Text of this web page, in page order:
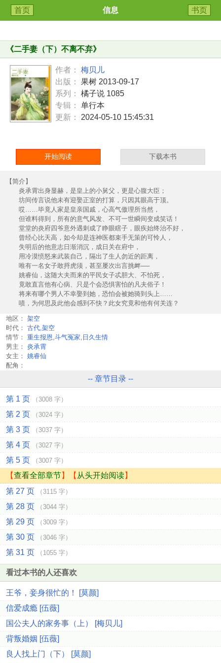
首页 信息 书页
《二手妻（下）不离不弃》
作者：
梅贝儿
出版：
果树 2013-09-17
系列：
橘子说 1085
专辑：
单行本
更新：
2024-05-10 15:45:31
开始阅读 下载本书
【简介】
炎承霄出身显赫，是皇上的小舅父，更是心腹大臣；
坊间传言说他未有迎娶正室的打算，只因其眼高于顶。
哎……毕竟人家是皇亲国戚，心高气傲理所当然，
但谁料得到，所有的意气风发、不可一世瞬间变成笑话！
堂堂的炎府四爷意外遇刺成了睁眼瞎子，眼疾始终治不好，
曾经心比天高，如今却是连神医都束手无策的可怜人，
失明后的他意志日渐消沉，成日关在府中，
用冷漠愤怒来武装自己，隔出了生人勿近的距离，
唯有一名女子敢捋虎须，甚至屡次出言挑衅──
姚睿仙，这随大夫而来的平民女子忒胆大、不怕死，
竟敢直言他有心病、只是个会恐惧害怕的凡夫俗子！
将来有哪个男人不幸娶到她，恐怕会被她骑到头上……
啧，为何思及此他会感到不快？此女究竟和他有何关连？
地区： 架空
时代： 古代,架空
情节： 重生报恩,斗气冤家,日久生情
男主： 炎承霄
女主： 姚睿仙
配角：
-- 章节目录 --
第 1 页 （3008 字）
第 2 页 （3024 字）
第 3 页 （3037 字）
第 4 页 （3027 字）
第 5 页 （3007 字）
【查看全部章节】【 从头开始阅读】
第 27 页
（3115 字）
第 28 页 （3044 字）
第 29 页 （3009 字）
第 30 页 （3046 字）
第 31 页 （1055 字）
看过本书的人还喜欢
王爷，妾身很忙的！ [莫颜]
信爱成瘾 [伍薇]
国公夫人的家务事（上） [梅贝儿]
背叛婚姻 [伍薇]
良人找上门（下） [莫颜]